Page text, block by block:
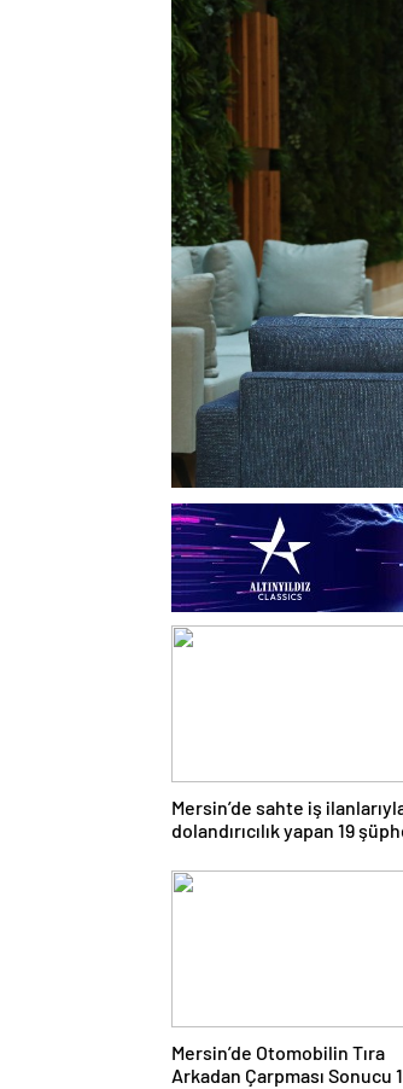
Mersin’de sahte iş
dolandırıcılık yapan 19
Mersin’de Otomobilin Tıra
Arkadan Çarpması Sonucu